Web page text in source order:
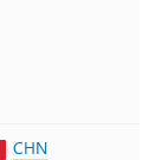
CHN